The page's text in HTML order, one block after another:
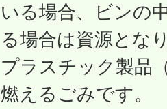
いる場合、ビンの
る場合は資源とな
プラスチック製品
燃えるごみです。